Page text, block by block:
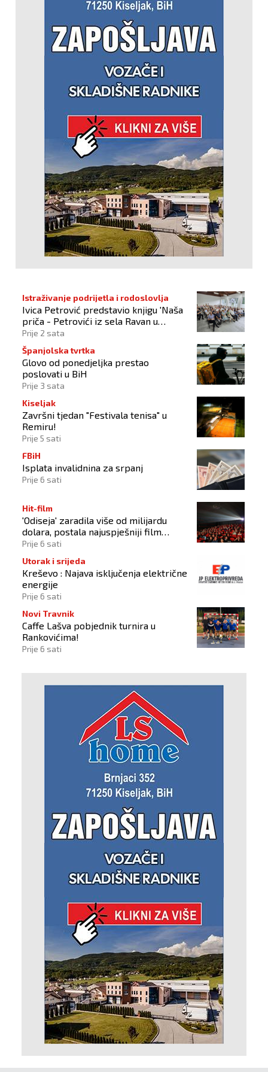
Istraživanje podrijetla i rodoslovlja
Ivica Petrović predstavio knjigu 'Naša
priča - Petrovići iz sela Ravan u
Busovači'
Prije 2 sata
Španjolska tvrtka
Glovo od ponedjeljka prestao
poslovati u BiH
Prije 3 sata
Kiseljak
Završni tjedan "Festivala tenisa" u
Remiru!
Prije 5 sati
FBiH
Isplata invalidnina za srpanj
Prije 6 sati
Hit-film
'Odiseja' zaradila više od milijardu
dolara, postala najuspješniji film
Christophera Nolana
Prije 6 sati
Utorak i srijeda
Kreševo : Najava isključenja električne
energije
Prije 6 sati
Novi Travnik
Caffe Lašva pobjednik turnira u
Rankovićima!
Prije 6 sati